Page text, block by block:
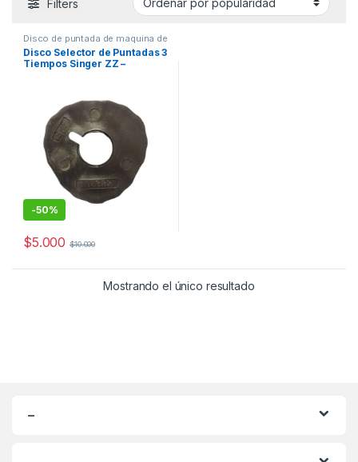
Filters
Disco de puntada de maquina de
coser REPUESTOS MAQUINAS
DE COSER
Disco Selector de Puntadas 3
Tiempos Singer ZZ –
-50%
$5.000 $10.000
Mostrando el único resultado
–